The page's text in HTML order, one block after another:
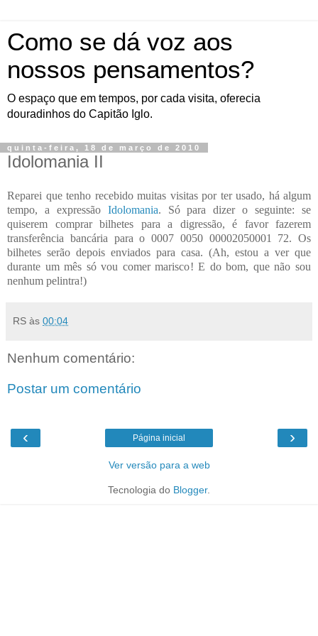
Como se dá voz aos
nossos pensamentos?
O espaço que em tempos, por cada visita, oferecia
douradinhos do Capitão Iglo.
quinta-feira, 18 de março de 2010
Idolomania II
Reparei que tenho recebido muitas visitas por ter usado, há algum
tempo, a expressão Idolomania. Só para dizer o seguinte: se
quiserem comprar bilhetes para a digressão, é favor fazerem
transferência bancária para o 0007 0050 00002050001 72. Os
bilhetes serão depois enviados para casa. (Ah, estou a ver que
durante um mês só vou comer marisco! E do bom, que não sou
nenhum pelintra!)
RS às 00:04
Nenhum comentário:
Postar um comentário
‹ ›
Página inicial
Ver versão para a web
Tecnologia do Blogger.